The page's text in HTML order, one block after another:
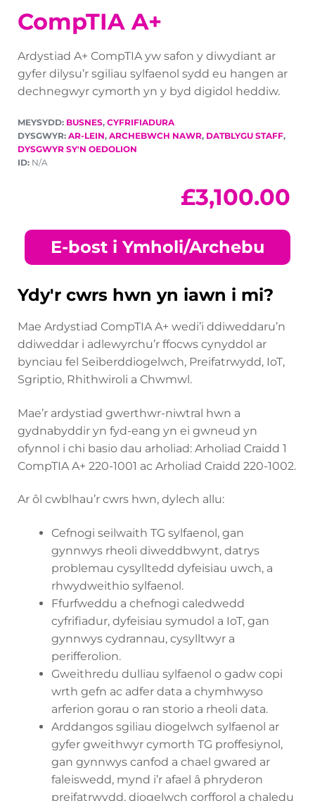
CompTIA A+
Ardystiad A+ CompTIA yw safon y diwydiant ar
gyfer dilysu’r sgiliau sylfaenol sydd eu hangen ar
dechnegwyr cymorth yn y byd digidol heddiw.
MEYSYDD: BUSNES, CYFRIFIADURA
DYSGWYR: AR-LEIN, ARCHEBWCH NAWR, DATBLYGU STAFF,
DYSGWYR SY'N OEDOLION
ID: N/A
£3,100.00
E-bost i Ymholi/Archebu
Ydy'r cwrs hwn yn iawn i mi?
Mae Ardystiad CompTIA A+ wedi’i ddiweddaru’n
ddiweddar i adlewyrchu’r ffocws cynyddol ar
bynciau fel Seiberddiogelwch, Preifatrwydd, IoT,
Sgriptio, Rhithwiroli a Chwmwl.
Mae’r ardystiad gwerthwr-niwtral hwn a
gydnabyddir yn fyd-eang yn ei gwneud yn
ofynnol i chi basio dau arholiad: Arholiad Craidd 1
CompTIA A+ 220-1001 ac Arholiad Craidd 220-1002.
Ar ôl cwblhau’r cwrs hwn, dylech allu:
Cefnogi seilwaith TG sylfaenol, gan
gynnwys rheoli diweddbwynt, datrys
problemau cysylltedd dyfeisiau uwch, a
rhwydweithio sylfaenol.
Ffurfweddu a chefnogi caledwedd
cyfrifiadur, dyfeisiau symudol a IoT, gan
gynnwys cydrannau, cysylltwyr a
perifferolion.
Gweithredu dulliau sylfaenol o gadw copi
wrth gefn ac adfer data a chymhwyso
arferion gorau o ran storio a rheoli data.
Arddangos sgiliau diogelwch sylfaenol ar
gyfer gweithwyr cymorth TG proffesiynol,
gan gynnwys canfod a chael gwared ar
faleiswedd, mynd i’r afael â phryderon
preifatrwydd, diogelwch corfforol a chaledu